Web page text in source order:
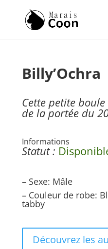
Billy’Ochra
Cette petite
de la portée du
Informations
Statut :
– Sexe: Mâle
– Couleur de robe:
tabby
Découvrez les